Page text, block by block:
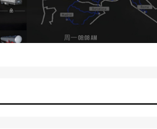
版(世界末日生存破解版最新版无限金币
模拟野外生存游戏大全)